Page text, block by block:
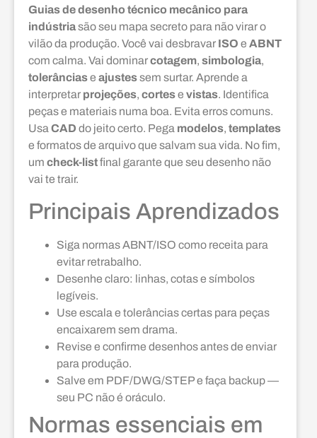
Guias de desenho técnico mecânico para
indústriasão seu mapa secreto para não virar o
vilão da produção. Você vai desbravar ISO e ABNT
com calma. Vai dominarcotagem, simbologia,
tolerânciase ajustessem surtar. Aprende a
interpretar projeções, cortese vistas. Identifica
peças e materiais numa boa. Evita erros comuns.
Usa CAD do jeito certo. Pega modelos, templates
e formatos de arquivo que salvam sua vida. No fim,
um check-listfinal garante que seu desenho não
vai te trair.
Principais Aprendizados
Siga normas ABNT/ISO como receita para
evitar retrabalho.
Desenhe claro: linhas, cotas e símbolos
legíveis.
Use escala e tolerâncias certas para peças
encaixarem sem drama.
Revise e confirme desenhos antes de enviar
para produção.
Salve em PDF/DWG/STEP e faça backup —
seu PC não é oráculo.
Normas essenciais em